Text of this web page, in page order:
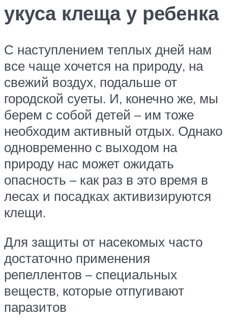
укуса клеща у ребенка
С наступлением теплых дней нам
все чаще хочется на природу, на
свежий воздух, подальше от
городской суеты. И, конечно же, мы
берем с собой детей – им тоже
необходим активный отдых. Однако
одновременно с выходом на
природу нас может ожидать
опасность – как раз в это время в
лесах и посадках активизируются
клещи.
Для защиты от насекомых часто
достаточно применения
репеллентов – специальных
веществ, которые отпугивают
паразитов